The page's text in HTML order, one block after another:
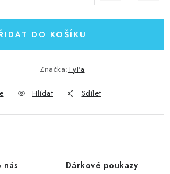
DO KOŠÍKU
Značka:TyPa
Hlídat Sdílet
Dárkové poukazy